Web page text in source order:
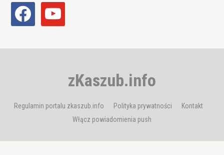
facebook youtube
zKaszub.info
Regulamin portalu zkaszub.info Polityka prywatności
Kontakt
Włącz powiadomienia push